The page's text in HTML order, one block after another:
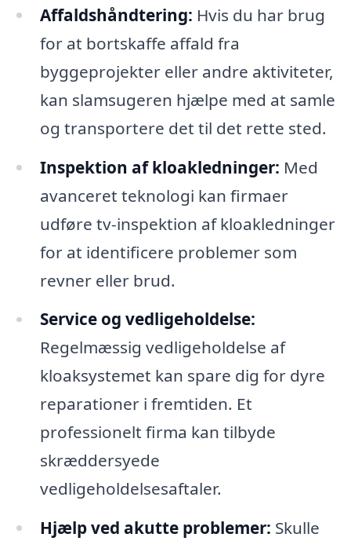
Affaldshåndtering: Hvis du har brug
for at bortskaffe affald fra
byggeprojekter eller andre aktiviteter,
kan slamsugeren hjælpe med at samle
og transportere det til det rette sted.
Inspektion af kloakledninger: Med
avanceret teknologi kan firmaer
udføre tv-inspektion af kloakledninger
for at identificere problemer som
revner eller brud.
Service og vedligeholdelse:
Regelmæssig vedligeholdelse af
kloaksystemet kan spare dig for dyre
reparationer i fremtiden. Et
professionelt firma kan tilbyde
skræddersyede
vedligeholdelsesaftaler.
Hjælp ved akutte problemer: Skulle